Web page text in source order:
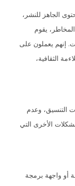
الجاهز للنشر،
يقوم
إنهم يعملون على
الثقافية،
التنسيق، وعدم
الأخرى التي
أو واجهة برمجة